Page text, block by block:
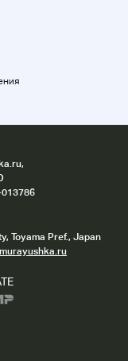
доставки.
мы
возможна
перевод
Toyama Pref., Japan